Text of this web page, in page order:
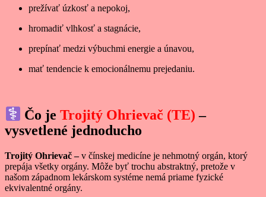
prežívať úzkosť a nepokoj,
hromadiť vlhkosť a stagnácie,
prepínať medzi výbuchmi energie a únavou,
mať tendencie k emocionálnemu prejedaniu.
Čo jeTrojitý Ohrievač (TE) –
vysvetlené jednoducho
Trojitý Ohrievač –v čínskej medicíne je nehmotný orgán, ktorý
prepája všetky orgány. Môže byť trochu abstraktný, pretože v
našom západnom lekárskom systéme nemá priame fyzické
ekvivalentné orgány.